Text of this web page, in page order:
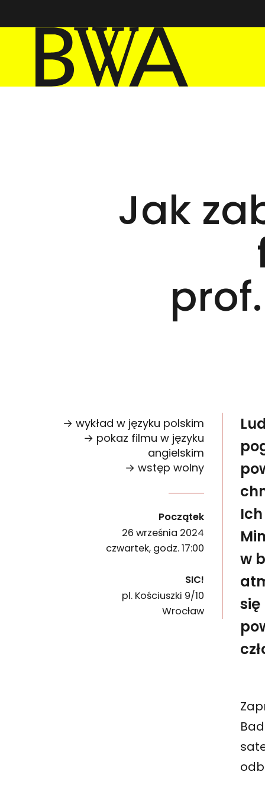
BWA Wrocław
Galerie Sztuki Współczesnej
Jak
→ wykład w języku polskim
→ pokaz filmu w języku
angielskim
→ wstęp wolny
Ludzie od wieków podejmowali próby
Początek wydarzenia
26 września 2024
czwartek, godz. 17:00
SIC!
pl. Kościuszki 9/10
50-028
Wrocław
w